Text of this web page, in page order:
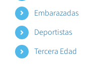
Embarazadas
Deportistas
Tercera Edad